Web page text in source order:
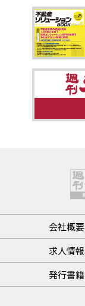
会社概要
求人情報
発行書籍